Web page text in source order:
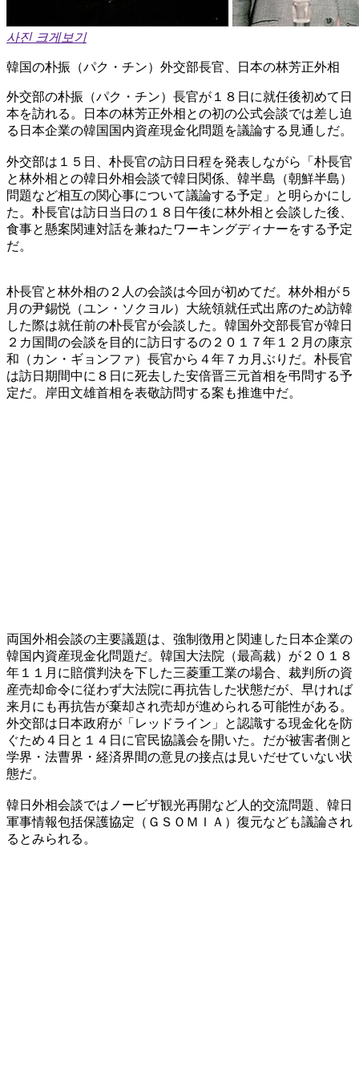
사진 크게보기
韓国の朴振（パク・チン）外交部長官、日本の林芳正外相
外交部の朴振（パク・チン）長官が１８日に就任後初めて日
本を訪れる。日本の林芳正外相との初の公式会談では差し迫
る日本企業の韓国国内資産現金化問題を議論する見通しだ。
外交部は１５日、朴長官の訪日日程を発表しながら「朴長官
と林外相との韓日外相会談で韓日関係、韓半島（朝鮮半島）
問題など相互の関心事について議論する予定」と明らかにし
た。朴長官は訪日当日の１８日午後に林外相と会談した後、
食事と懸案関連対話を兼ねたワーキングディナーをする予定
だ。
朴長官と林外相の２人の会談は今回が初めてだ。林外相が５
月の尹錫悦（ユン・ソクヨル）大統領就任式出席のため訪韓
した際は就任前の朴長官が会談した。韓国外交部長官が韓日
２カ国間の会談を目的に訪日するの２０１７年１２月の康京
和（カン・ギョンファ）長官から４年７カ月ぶりだ。朴長官
は訪日期間中に８日に死去した安倍晋三元首相を弔問する予
定だ。岸田文雄首相を表敬訪問する案も推進中だ。
両国外相会談の主要議題は、強制徴用と関連した日本企業の
韓国内資産現金化問題だ。韓国大法院（最高裁）が２０１８
年１１月に賠償判決を下した三菱重工業の場合、裁判所の資
産売却命令に従わず大法院に再抗告した状態だが、早ければ
来月にも再抗告が棄却され売却が進められる可能性がある。
外交部は日本政府が「レッドライン」と認識する現金化を防
ぐため４日と１４日に官民協議会を開いた。だが被害者側と
学界・法曹界・経済界間の意見の接点は見いだせていない状
態だ。
韓日外相会談ではノービザ観光再開など人的交流問題、韓日
軍事情報包括保護協定（ＧＳＯＭＩＡ）復元なども議論され
るとみられる。